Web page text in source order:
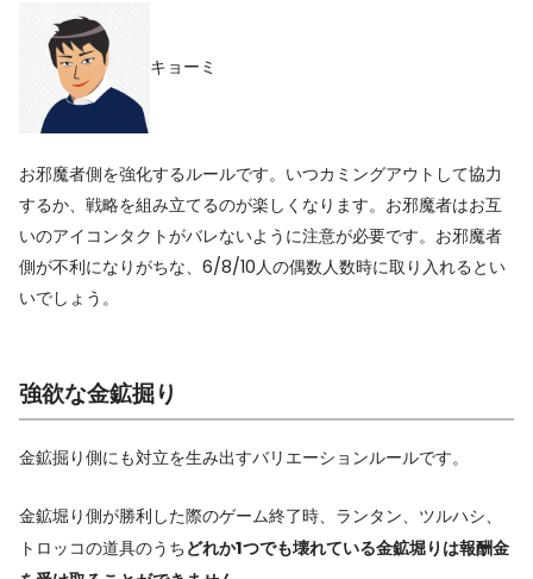
キョーミ
お邪魔者側を強化するルールです。いつカミングアウトして協力
するか、戦略を組み立てるのが楽しくなります。お邪魔者はお互
いのアイコンタクトがバレないように注意が必要です。お邪魔者
側が不利になりがちな、6/8/10人の偶数人数時に取り入れるとい
いでしょう。
強欲な金鉱掘り
金鉱掘り側にも対立を生み出すバリエーションルールです。
金鉱堀り側が勝利した際のゲーム終了時、ランタン、ツルハシ、
トロッコの道具のうちどれか1つでも壊れている金鉱堀りは報酬金